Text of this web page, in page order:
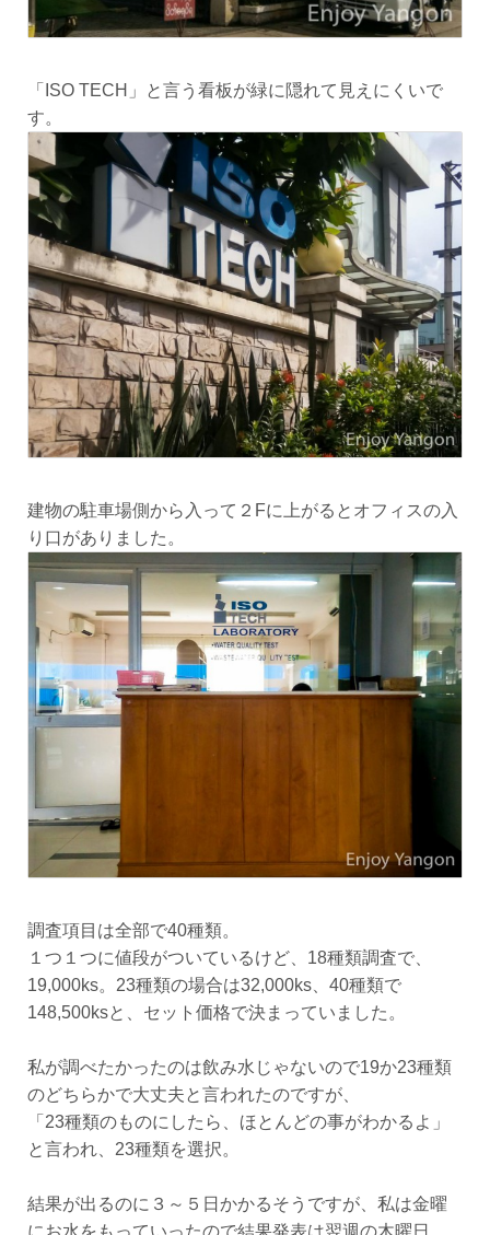
「ISO TECH」と言う看板が緑に隠れて見えにくいで
す。
建物の駐車場側から入って２Fに上がるとオフィスの入
り口がありました。
調査項目は全部で40種類。
１つ１つに値段がついているけど、18種類調査で、
19,000ks。23種類の場合は32,000ks、40種類で
148,500ksと、セット価格で決まっていました。
私が調べたかったのは飲み水じゃないので19か23種類
のどちらかで大丈夫と言われたのですが、
「23種類のものにしたら、ほとんどの事がわかるよ」
と言われ、23種類を選択。
結果が出るのに３～５日かかるそうですが、私は金曜
にお水をもっていったので結果発表は翌週の木曜日。